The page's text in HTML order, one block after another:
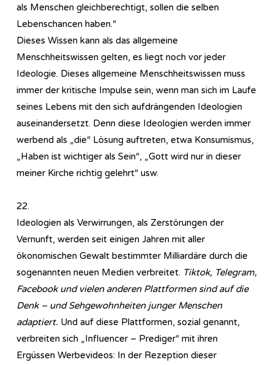
als Menschen gleichberechtigt, sollen die selben
Lebenschancen haben.“
Dieses Wissen kann als das allgemeine
Menschheitswissen gelten, es liegt noch vor jeder
Ideologie. Dieses allgemeine Menschheitswissen muss
immer der kritische Impulse sein, wenn man sich im Laufe
seines Lebens mit den sich aufdrängenden Ideologien
auseinandersetzt. Denn diese Ideologien werden immer
werbend als „die“ Lösung auftreten, etwa Konsumismus,
„Haben ist wichtiger als Sein“, „Gott wird nur in dieser
meiner Kirche richtig gelehrt“ usw.
22.
Ideologien als Verwirrungen, als Zerstörungen der
Vernunft, werden seit einigen Jahren mit aller
ökonomischen Gewalt bestimmter Milliardäre durch die
sogenannten neuen Medien verbreitet. Tiktok, Telegram,
Facebook und vielen anderen Plattformen sind auf die
Denk – und Sehgewohnheiten junger Menschen
adaptiert. Und auf diese Plattformen, sozial genannt,
verbreiten sich „Influencer – Prediger“ mit ihren
Ergüssen Werbevideos: In der Rezeption dieser